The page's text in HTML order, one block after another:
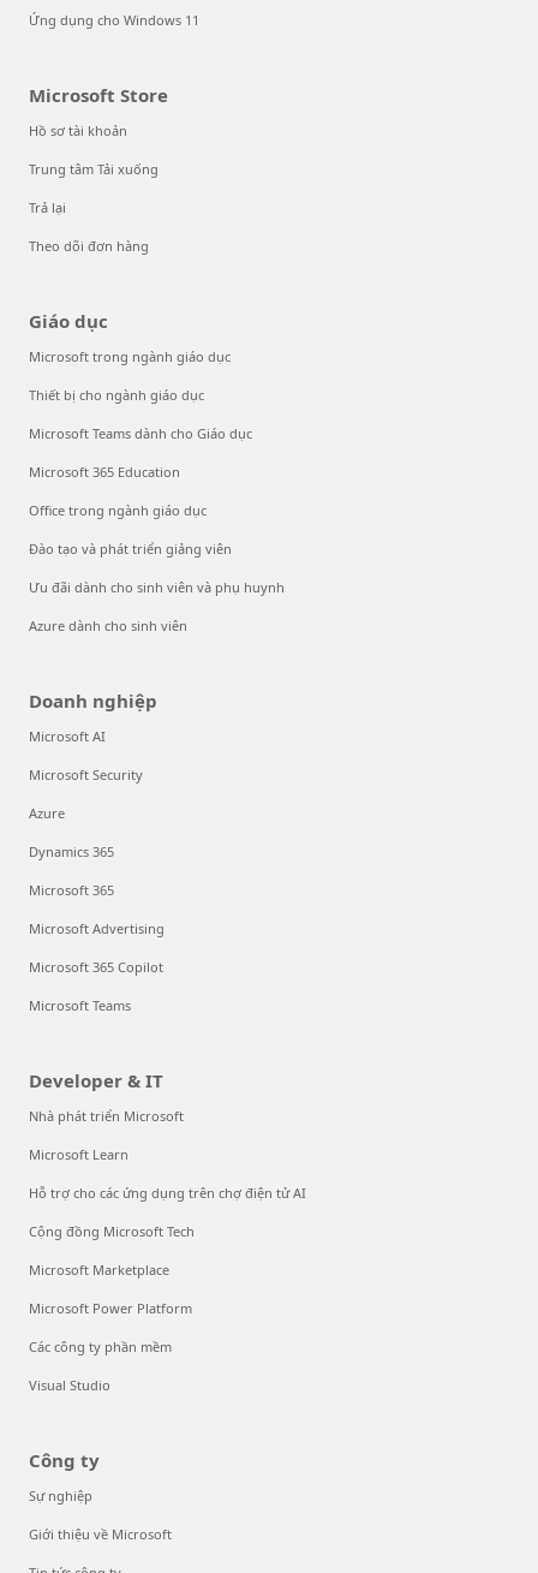
Ứng dụng cho Windows 11
Microsoft Store
Hồ sơ tài khoản
Trung tâm Tải xuống
Trả lại
Theo dõi đơn hàng
Giáo dục
Microsoft trong ngành giáo dục
Thiết bị cho ngành giáo dục
Microsoft Teams dành cho Giáo dục
Microsoft 365 Education
Office trong ngành giáo dục
Đào tạo và phát triển giảng viên
Ưu đãi dành cho sinh viên và phụ huynh
Azure dành cho sinh viên
Doanh nghiệp
Microsoft AI
Microsoft Security
Azure
Dynamics 365
Microsoft 365
Microsoft Advertising
Microsoft 365 Copilot
Microsoft Teams
Developer & IT
Nhà phát triển Microsoft
Microsoft Learn
Hỗ trợ cho các ứng dụng trên chợ điện tử AI
Cộng đồng Microsoft Tech
Microsoft Marketplace
Microsoft Power Platform
Các công ty phần mềm
Visual Studio
Công ty
Sự nghiệp
Giới thiệu về Microsoft